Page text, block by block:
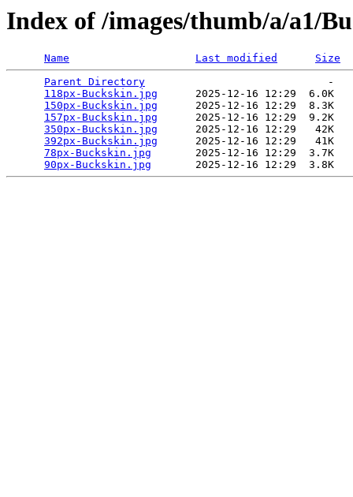
Index of /images/thumb/a/a1/
Name Last modified
Size
Parent Directory
                             -
118px-Buckskin.jpg
      2025-12-16 12:29  6.0K
150px-Buckskin.jpg
      2025-12-16 12:29  8.3K
157px-Buckskin.jpg
      2025-12-16 12:29  9.2K
350px-Buckskin.jpg
      2025-12-16 12:29   42K
392px-Buckskin.jpg
      2025-12-16 12:29   41K
78px-Buckskin.jpg
       2025-12-16 12:29  3.7K
90px-Buckskin.jpg